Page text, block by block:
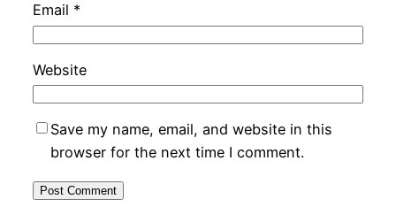
Email *
Website
Save my name, email, and website in this
browser for the next time I comment.